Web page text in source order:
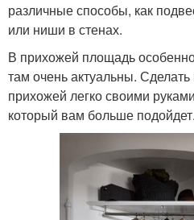
различные способы, как
или ниши в стенах.
В прихожей площадь
там очень актуальны.
прихожей легко своими
который вам больше подойдет.